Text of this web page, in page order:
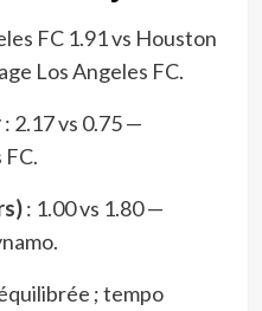
FC 1.91 vs Houston
Los Angeles FC.
: 2.17 vs 0.75 —
: 1.00 vs 1.80 —
; tempo